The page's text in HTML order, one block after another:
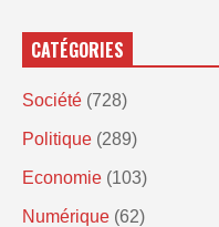
CATÉGORIES
Société (728)
Politique (289)
Economie (103)
Numérique (62)